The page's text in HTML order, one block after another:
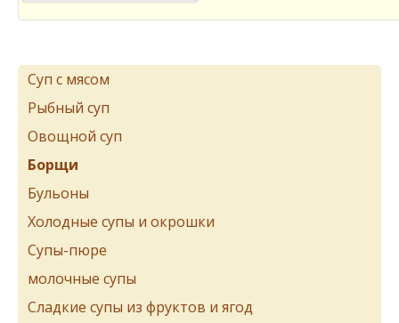
Суп с мясом
Рыбный суп
Овощной суп
Борщи
Бульоны
Холодные супы и окрошки
Супы-пюре
молочные супы
Сладкие супы из фруктов и ягод